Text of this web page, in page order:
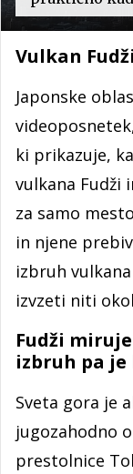
Vulkan
Japonske
ki prikazuje,
vulkana Fudži
za samo
in njene
izbruh
izvzeti niti
Fudži
izbruh pa je
Sveta gora je
jugozahodno
prestolnice